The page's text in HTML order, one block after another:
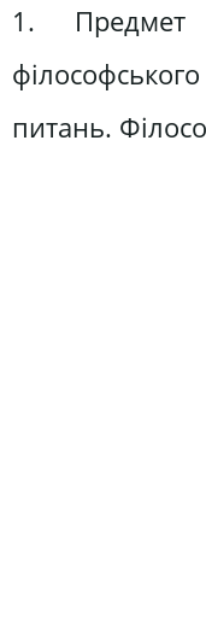
1. Предмет
питань.